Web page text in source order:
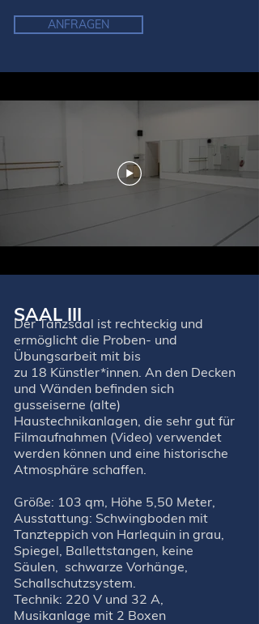
ANFRAGEN
SAAL III
Der Tanzsaal ist rechteckig und
ermöglicht die Proben- und
Übungsarbeit mit bis
zu 18 Künstler*innen. An den Decken
und Wänden befinden sich
gusseiserne (alte)
Haustechnikanlagen, die sehr gut für
Filmaufnahmen (Video) verwendet
werden können und eine historische
Atmosphäre schaffen.
Größe: 103 qm, Höhe 5,50 Meter,
Ausstattung: Schwingboden mit
Tanzteppich von Harlequin in grau,
Spiegel, Ballettstangen, keine
Säulen, schwarze Vorhänge,
Schallschutzsystem.
Technik: 220 V und 32 A,
Musikanlage mit 2 Boxen